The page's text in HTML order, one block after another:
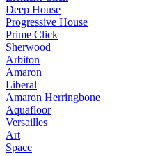
Deep House
Progressive House
Prime Click
Sherwood
Arbiton
Amaron
Liberal
Amaron Herringbone
Aquafloor
Versailles
Art
Space